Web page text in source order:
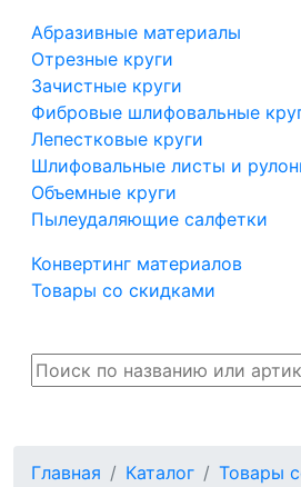
Абразивные материалы
Отрезные круги
Зачистные круги
Фибровые шлифовальные
Лепестковые круги
Шлифовальные листы и
Объемные круги
Пылеудаляющие салфетки
Конвертинг материалов
Товары со скидками
Главная Каталог
Товары